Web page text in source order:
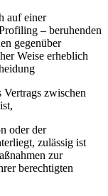
auf einer
– beruhenden
gegenüber
Weise erheblich
zwischen
oder der
zulässig ist
zur
berechtigten